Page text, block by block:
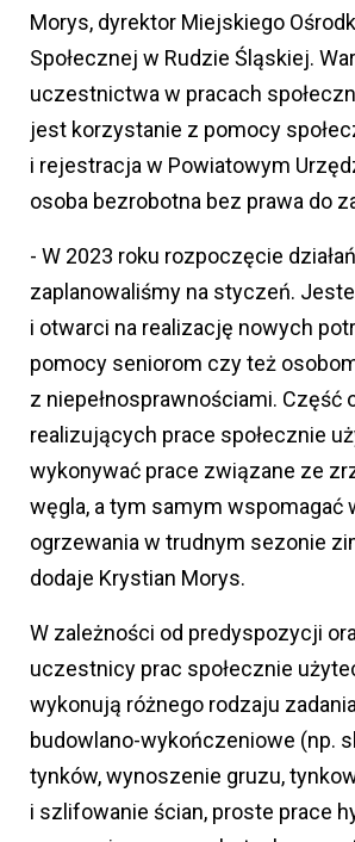
Morys, dyrektor Miejskiego
Społecznej w Rudzie Śląskiej.
uczestnictwa w pracach
jest korzystanie z pomocy
i rejestracja w Powiatowym
osoba bezrobotna bez prawa do
- W 2023 roku rozpoczęcie działań
zaplanowaliśmy na styczeń.
i otwarci na realizację nowych
pomocy seniorom czy też
z niepełnosprawnościami. Część
realizujących prace społecznie
wykonywać prace związane ze
węgla, a tym samym wspomagać
ogrzewania w trudnym sezonie
dodaje Krystian Morys.
W zależności od predyspozycji
uczestnicy prac społecznie
wykonują różnego rodzaju
budowlano-wykończeniowe (np.
tynków, wynoszenie gruzu,
i szlifowanie ścian, proste prace